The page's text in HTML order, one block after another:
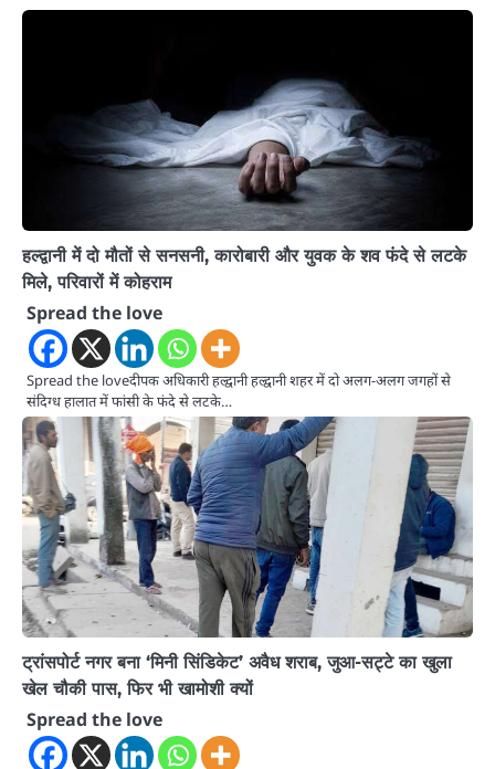
हल्द्वानी में दो मौतों से सनसनी, कारोबारी और युवक के शव फंदे से लटके
मिले, परिवारों में कोहराम
Spread the love
Spread the loveदीपक अधिकारी हल्द्वानी हल्द्वानी शहर में दो अलग-अलग जगहों से
संदिग्ध हालात में फांसी के फंदे से लटके…
ट्रांसपोर्ट नगर बना ‘मिनी सिंडिकेट’ अवैध शराब, जुआ-सट्टे का खुला
खेल चौकी पास, फिर भी खामोशी क्यों
Spread the love